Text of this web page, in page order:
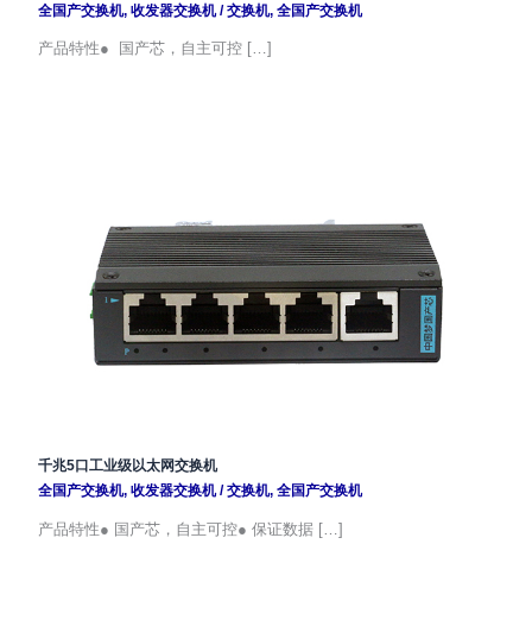
全国产交换机, 收发器交换机/交换机, 全国产交换机
产品特性● 国产芯，自主可控 […]
千兆5口工业级以太网交换机
全国产交换机, 收发器交换机/交换机, 全国产交换机
产品特性● 国产芯，自主可控● 保证数据 […]